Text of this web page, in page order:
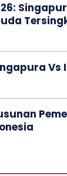
Vs